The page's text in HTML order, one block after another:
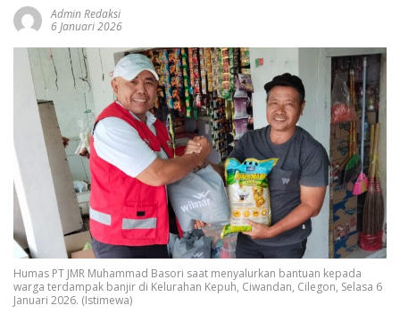
Admin Redaksi
6 Januari 2026
Humas PT JMR Muhammad Basori saat menyalurkan bantuan kepada
warga terdampak banjir di Kelurahan Kepuh, Ciwandan, Cilegon, Selasa 6
Januari 2026. (Istimewa)